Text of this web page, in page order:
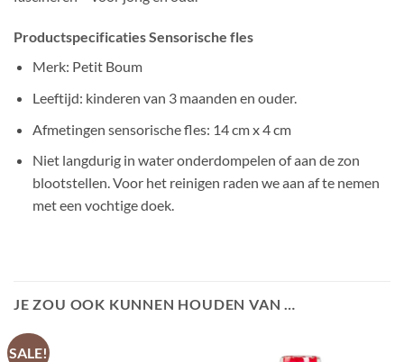
Productspecificaties Sensorische fles
Merk: Petit Boum
Leeftijd: kinderen van 3 maanden en ouder.
Afmetingen sensorische fles: 14 cm x 4 cm
Niet langdurig in water onderdompelen of aan de zon
blootstellen. Voor het reinigen raden we aan af te nemen
met een vochtige doek.
JE ZOU OOK KUNNEN HOUDEN VAN …
SALE!